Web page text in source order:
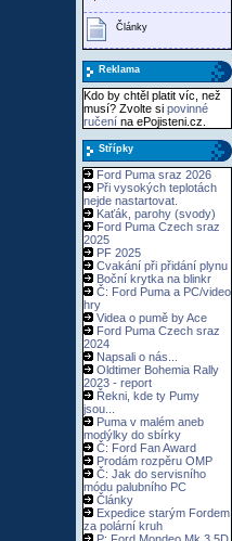
Články
Reklama
Kdo by chtěl platit víc, než
musí? Zvolte si povinné
ručení na ePojisteni.cz.
Střípky
Ford Puma sraz 2026
Při vysokých teplotách
nejde nastartovat.
Kaťák, parohy (svody)
Ford Puma Czech sraz
2025
PF 2025
Cvakání při přidání plynu
Boční krytka na blinkr
Č: Ford Puma a PC/video
hry
Videa o pumě by Ace
Ford Puma Czech sraz
2024
Napsali o nás...
Oldtimer Bohemia Rally
2023 - report
Řekni, kde ty Pumy
jsou...
Puma v malém aneb
modýlky do sbírky
Č: Ford Fan Award
Prodám rozpěru OMP
Č: Jak do servisního
módu palubního PC
Články
Expedice starým Fordem
za polární kruh